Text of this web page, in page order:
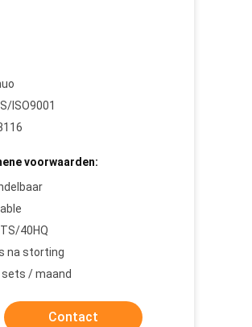
ISO9001
voorwaarden:
40HQ
na storting
sets / maand
Contact